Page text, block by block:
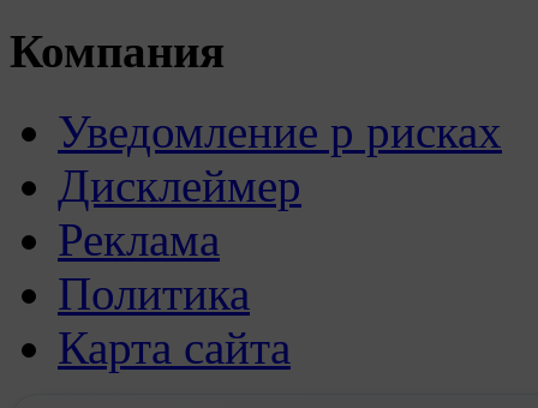
Компания
Уведомление р рисках
Дисклеймер
Реклама
Политика
Карта сайта